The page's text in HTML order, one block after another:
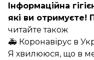
Інформаційна
які ви отримуєте!
читайте також
🚑 Коронавірус в
Я хвилююся, що в